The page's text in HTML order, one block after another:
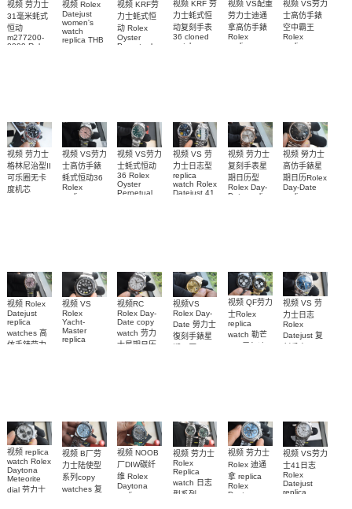
视频 劳力士
31毫米蚝式
恒动
m277200-
0009 Rolex
视频 Rolex
Datejust
women's
watch
replica THB
视频 KRF劳
力士蚝式恒
动 Rolex
Oyster
Perpetual
视频 KRF 劳
力士蚝式恒
动复刻手表
36 cloned
watch
视频 VS配重
劳力士迪通
拿高仿手錶
Rolex
replica
视频 VS劳力
士高仿手錶
空中霸王
Rolex
replica
视频 劳力士
格林尼治型II
可乐圈无卡
度机芯
视频 VS劳力
士高仿手錶
蚝式恒动36
Rolex
replica
视频 VS劳力
士蚝式恒动
36 Rolex
Oyster
Perpetual
视频 VS 劳
力士日志型
replica
watch Rolex
Datejust 41
视频 劳力士
复刻手表星
期日历型
Rolex Day-
Date replica
视频 勞力士
高仿手錶星
期日历Rolex
Day-Date
replica
视频 Rolex
Datejust
replica
watches 高
仿手錶劳力
视频 VS
Rolex
Yacht-
Master
replica
视频RC
Rolex Day-
Date copy
watch 劳力
士星期日历
视频VS
Rolex Day-
Date 勞力士
復刻手錶星
视频 QF劳力
士Rolex
replica
watch 勒芒
视频 VS 劳
力士日志
Rolex
Datejust 复
视频 replica
watch Rolex
Daytona
Meteorite
dial 劳力士
视频 B厂劳
力士陆使型
系列copy
watches 复
视频 NOOB
厂DIW碳纤
维 Rolex
Daytona
replica
视频 劳力士
Rolex
Replica
watch 日志
型系列
视频 劳力士
Rolex 迪通
拿 replica
Rolex
Daytona
视频 VS劳力
士41日志
Rolex
Datejust
replica